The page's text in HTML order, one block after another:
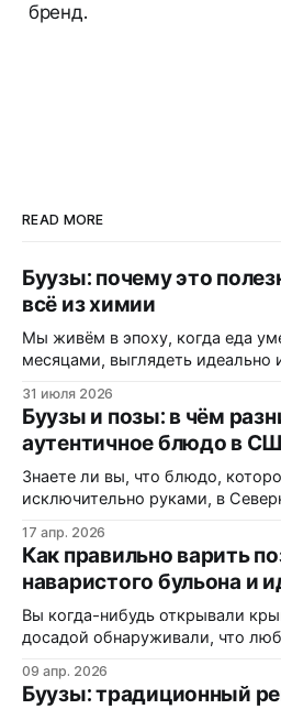
бренд.
READ MORE
Буузы: почему это
всё из химии
Мы живём в эпоху, когда еда
месяцами, выглядеть идеально
вкус. Полки магазинов забиты
пищей: полуфабрикатами,
приготовления, «домашними»
пол-этикетки. А ведь есть блюдо, которому не нужны
консерванты, потому
31 июля 2026
Буузы и позы: в чём
аутентичное блюдо в
Знаете ли вы, что блюдо,
исключительно руками, в
материале вы узнаете, почему
«буузы», а другие — «позы», как
рецепт под западные реалии, и
Монтаны можно заказать
17 апр. 2026
Как правильно варить
наваристого бульона и
Вы когда-нибудь открывали
досадой обнаруживали, что
пирожок, а внутри — сухо и
кулинарных форумов
09 апр. 2026
Буузы: традиционный